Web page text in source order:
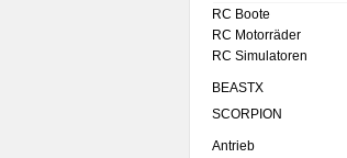
RC Boote
RC Motorräder
RC Simulatoren
BEASTX
SCORPION
Antrieb